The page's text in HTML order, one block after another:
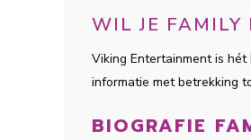
WIL JE FAMILY
Viking Entertainment is
informatie met betrekking
BIOGRAFIE